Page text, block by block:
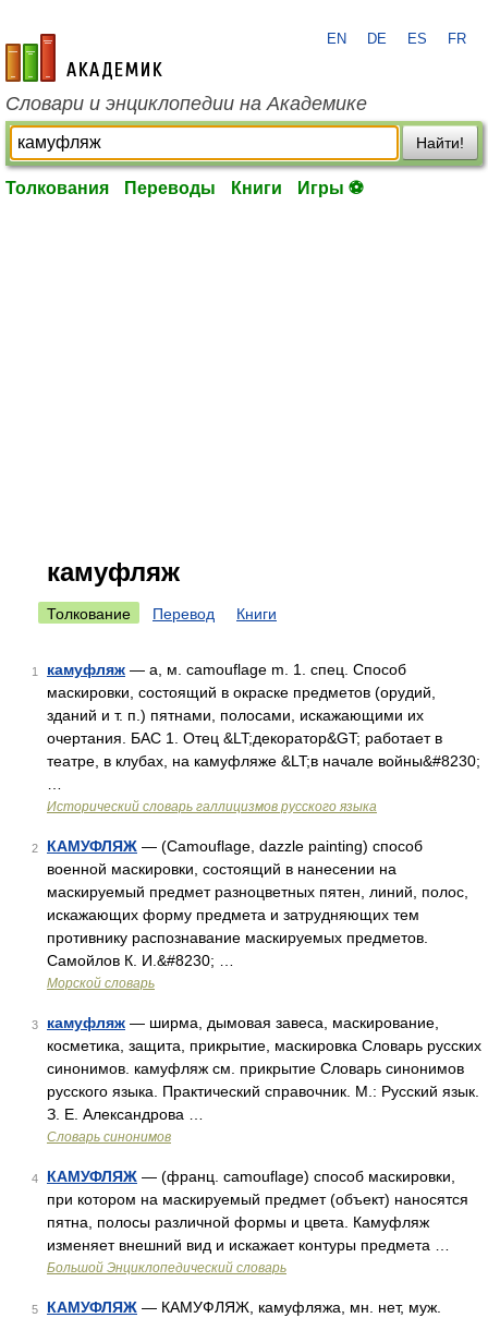
academic.ru
EN DE ES FR
Словари и энциклопедии на Академике
Найти!
Толкования Переводы Книги Игры ⚽
камуфляж
Толкование Перевод Книги
1 камуфляж — а, м. camouflage m. 1. спец. Способ
маскировки, состоящий в окраске предметов (орудий,
зданий и т. п.) пятнами, полосами, искажающими их
очертания. БАС 1. Отец &LT;декоратор&GT; работает в
театре, в клубах, на камуфляже &LT;в начале войны&#8230;
Исторический словарь галлицизмов русского языка
2 КАМУФЛЯЖ — (Camouflage, dazzle painting) способ
военной маскировки, состоящий в нанесении на
маскируемый предмет разноцветных пятен, линий, полос,
искажающих форму предмета и затрудняющих тем
противнику распознавание маскируемых предметов.
Самойлов К. И.&#8230; …
Морской словарь
3 камуфляж — ширма, дымовая завеса, маскирование,
косметика, защита, прикрытие, маскировка Словарь русских
синонимов. камуфляж см. прикрытие Словарь синонимов
русского языка. Практический справочник. М.: Русский язык.
З. Е. Александрова …
Словарь синонимов
4 КАМУФЛЯЖ — (франц. camouflage) способ маскировки,
при котором на маскируемый предмет (объект) наносятся
пятна, полосы различной формы и цвета. Камуфляж
изменяет внешний вид и искажает контуры предмета …
Большой Энциклопедический словарь
5 КАМУФЛЯЖ — КАМУФЛЯЖ, камуфляжа, мн. нет, муж.